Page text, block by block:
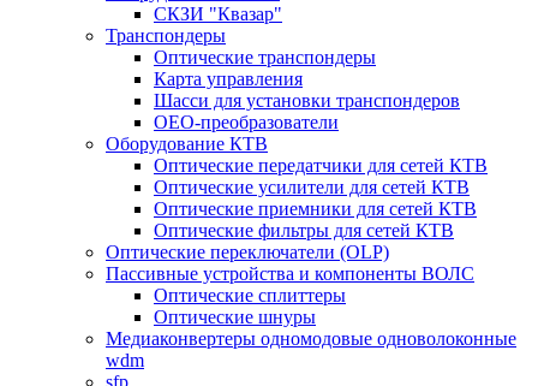
СКЗИ "Квазар"
Транспондеры
Оптические транспондеры
Карта управления
Шасси для установки транспондеров
OEO-преобразователи
Оборудование КТВ
Оптические передатчики для сетей КТВ
Оптические усилители для сетей КТВ
Оптические приемники для сетей КТВ
Оптические фильтры для сетей КТВ
Оптические переключатели (OLP)
Пассивные устройства и компоненты ВОЛС
Оптические сплиттеры
Оптические шнуры
Медиаконвертеры одномодовые одноволоконные
wdm
sfp